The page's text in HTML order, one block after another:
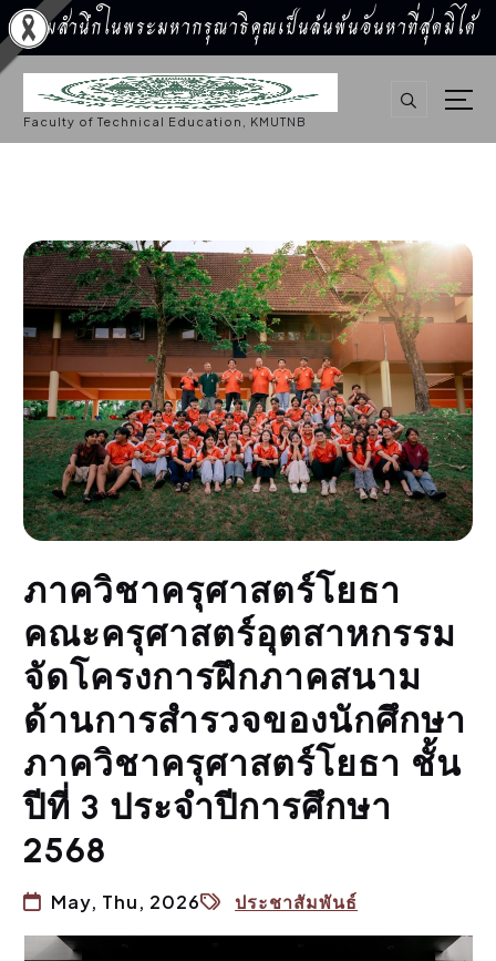
น้อมสำนึกในพระมหากรุณาธิคุณเป็นล้นพ้นอันหาที่สุดมิได้
S
k
o
Faculty of Technical Education, KMUTNB
ภาควิชาครุศาสตร์โยธา
คณะครุศาสตร์อุตสาหกรรม
จัดโครงการฝึกภาคสนาม
ด้านการสำรวจของนักศึกษา
ภาควิชาครุศาสตร์โยธา ชั้น
ปีที่ 3 ประจำปีการศึกษา
2568
May, Thu, 2026 ประชาสัมพันธ์